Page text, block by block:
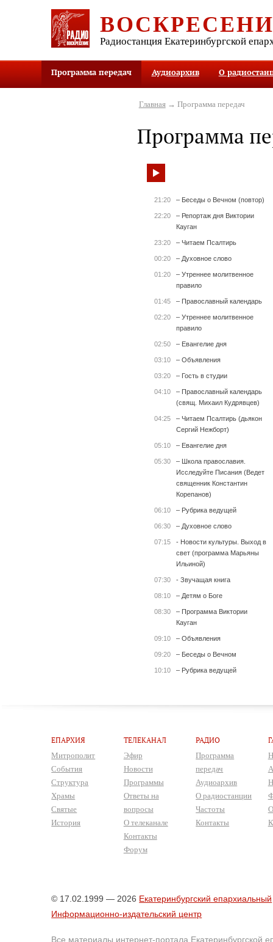
Радиостанция Екатеринбургской
Программа передач Аудиоархив О
Главная→ Программа передач
Программа
21:20 – Беседы о Вечном (повтор)
22:20
– Репортаж дня Виктории
Кауган
23:20 – Читаем Псалтирь
00:20 – Духовное слово
01:20
– Утреннее молитвенное
правило
01:45 – Православный календарь
02:20
– Утреннее молитвенное
правило
02:50 – Евангелие дня
03:10 – Объявления
03:20 – Гость в студии
04:10
– Православный календарь
(свящ. Михаил Кудрявцев)
04:25
– Читаем Псалтирь (дьякон
Сергий Нежборт)
05:10 – Евангелие дня
05:30
– Школа православия.
Исследуйте Писания (Ведет
священник Константин
Корепанов)
06:10 – Рубрика ведущей
06:30 – Духовное слово
07:15
- Новости культуры. Выход в
свет (программа Марьяны
Ильиной)
07:30 - Звучащая книга
08:10 – Детям о Боге
08:30
– Программа Виктории
Кауган
09:10 – Объявления
09:20 – Беседы о Вечном
10:10 – Рубрика ведущей
ЕПАРХИЯ
Митрополит
События
Структура
Храмы
Святые
История
ТЕЛЕКАНАЛ
Эфир
Новости
Программы
Ответы на
вопросы
О телеканале
Контакты
Форум
РАДИО
Программа
передач
Аудиоархив
О радиостанции
Частоты
Контакты
© 17.02.1999 — 2026 Екатеринбургский епархиальный
Информационно-издательский центр
Все материалы интернет-портала Екатеринбургской